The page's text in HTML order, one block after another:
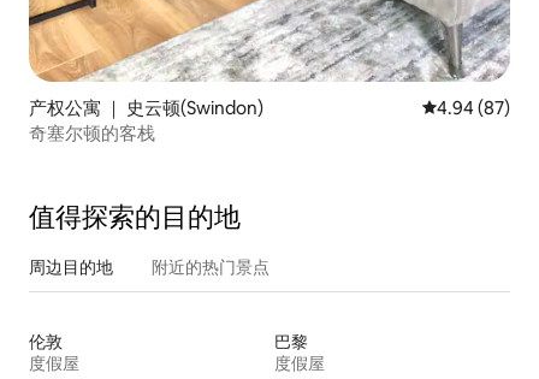
产权公寓 ｜ 史云顿(Swindon) 平均评分 4.94
4.94 (87)
奇塞尔顿的客栈
值得探索的目的地
周边目的地 附近的热门景点
伦敦
度假屋
巴黎
度假屋